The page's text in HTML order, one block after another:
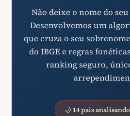
Não deixe o nome do
Desenvolvemos um
que cruza o seu
do IBGE e regras
ranking seguro,
🌙 14 pais